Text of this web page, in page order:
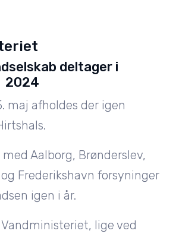
deltager i
2024
maj afholdes der igen
Aalborg, Brønderslev,
Frederikshavn forsyninger
igen i år.
lige ved